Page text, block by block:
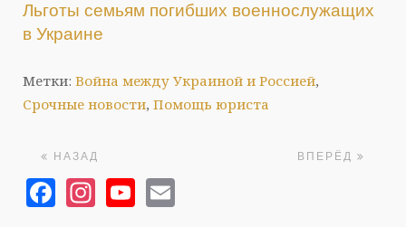
Льготы семьям погибших военнослужащих
в Украине
Метки: Война между Украиной и Россией,
Срочные новости, Помощь юриста
НАЗАД ВПЕРЁД
Facebook
Instagram
YouTube